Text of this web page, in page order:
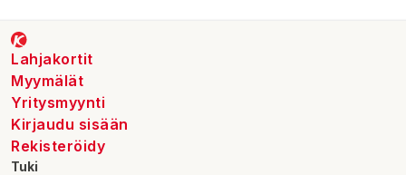
Lahjakortit
Myymälät
Yritysmyynti
Kirjaudu sisään
Rekisteröidy
Tuki